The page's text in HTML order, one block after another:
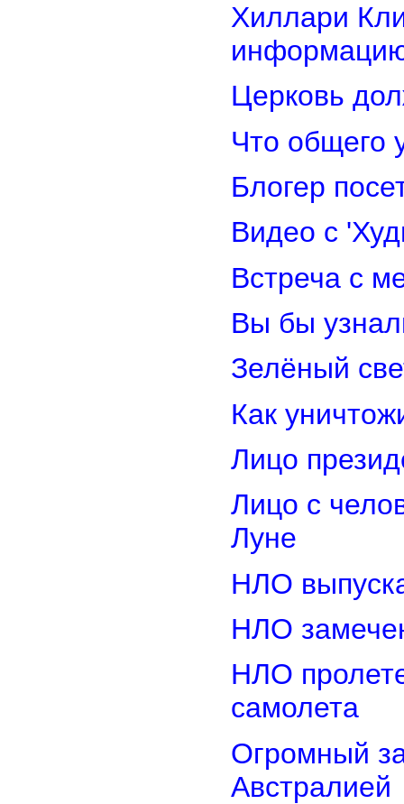
Хиллари
Церковь
Что общего
Блогер
Видео с
Встреча с
Вы бы
Зелёный
Как
Лицо
Лицо с
Луне
НЛО
НЛО
НЛО
самолета
Огромный
Австралией